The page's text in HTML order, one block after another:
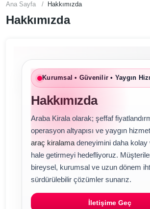
Ana Sayfa Hakkımızda
Hakkımızda
Kurumsal • Güvenilir • Yaygın
Hakkımızda
Araba Kirala olarak; şeffaf
operasyon altyapısı ve yaygın
araç kiralama deneyimini daha kolay
hale getirmeyi hedefliyoruz.
bireysel, kurumsal ve uzun dönem
sürdürülebilir çözümler sunarız.
İletişime Geç